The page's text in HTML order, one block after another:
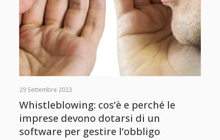
29 Settembre 2023
Whistleblowing: cos’è e perché le
imprese devono dotarsi di un
software per gestire l’obbligo